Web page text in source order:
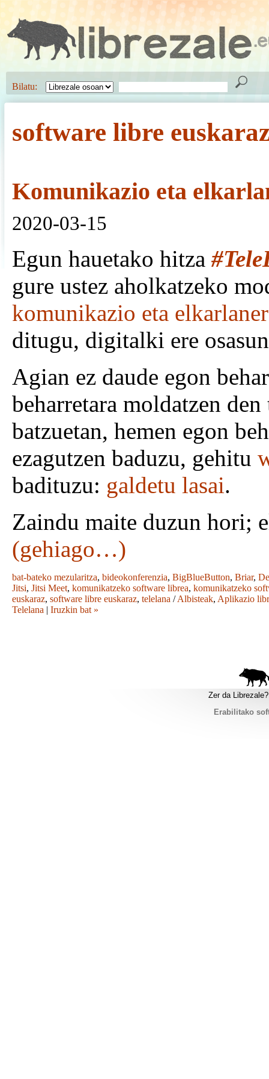
Bilatu:
software libre
Komunikazio eta
2020-03-15
Egun hauetako hitza
gure ustez aholkatzeko
komunikazio eta
ditugu, digitalki ere
Agian ez daude egon
beharretara moldatzen
batzuetan, hemen egon
ezagutzen baduzu, gehitu
badituzu: galdetu lasai.
Zaindu maite duzun hori;
(gehiago…)
bat-bateko mezularitza, bideokonferenzia, BigBlueButton, Briar,
Jitsi, Jitsi Meet, komunikatzeko software librea, komunikatzeko
euskaraz, software libre euskaraz, telelana /Albisteak, Aplikazio
Telelana | Iruzkin bat »
Zer da Librezale?
Erabilitako